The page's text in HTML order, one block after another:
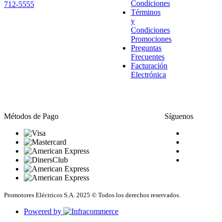
712-5555
Condiciones
Términos
y
Condiciones
Promociones
Preguntas
Frecuentes
Facturación
Electrónica
Métodos de Pago Síguenos
Promotores Eléctricos S.A. 2025 © Todos los derechos reservados.
Powered by